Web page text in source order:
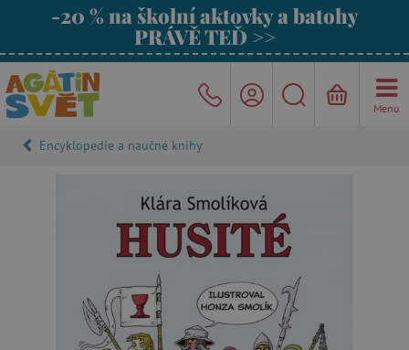
-20 % na školní aktovky a batohy
PRÁVĚ TEĎ >>
Menu
Encyklopedie a naučné knihy